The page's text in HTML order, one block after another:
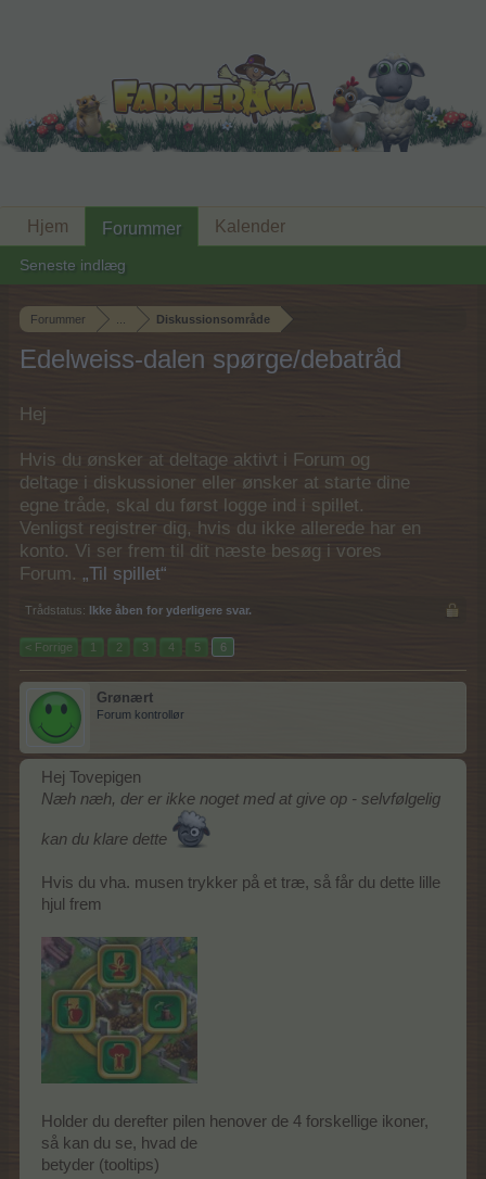
Forummer Diskussionsområde
Edelweiss-dalen spørge/debatråd
Hej
Hvis du ønsker at deltage aktivt i Forum og
deltage i diskussioner eller ønsker at starte dine
egne tråde, skal du først logge ind i spillet.
Venligst registrer dig, hvis du ikke allerede har en
konto. Vi ser frem til dit næste besøg i vores
Forum. „Til spillet“
Trådstatus: Ikke åben for yderligere svar.
< Forrige 1 2 3 4 5 6
Grønært
Forum kontrollør
Hej Tovepigen
Næh næh, der er ikke noget med at give op - selvfølgelig
kan du klare dette
Hvis du vha. musen trykker på et træ, så får du dette lille
hjul frem
Holder du derefter pilen henover de 4 forskellige ikoner,
så kan du se, hvad de
betyder (tooltips)
Hjem Forummer
Seneste indlæg
Kalender